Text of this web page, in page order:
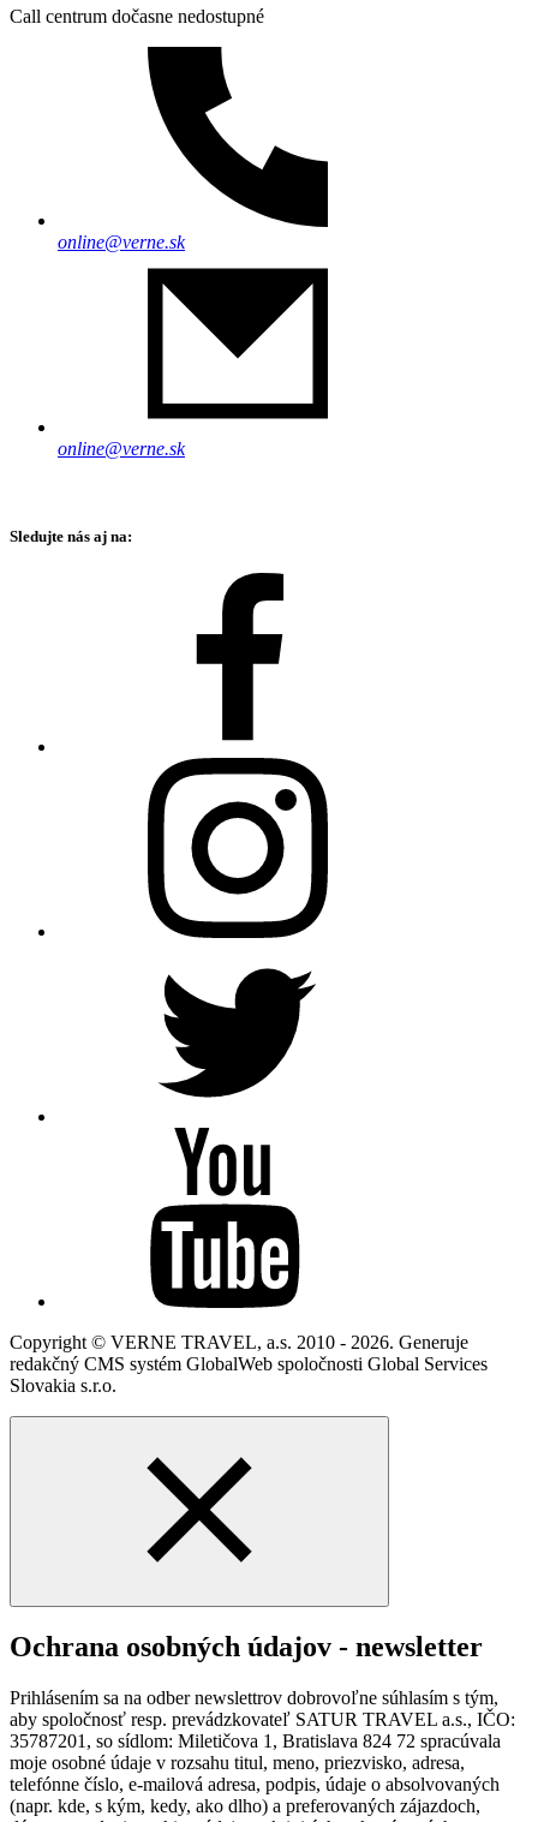
Call centrum dočasne nedostupné
online@verne.sk
online@verne.sk
Sledujte nás aj na:
Copyright © VERNE TRAVEL, a.s. 2010 - 2026. Generuje
redakčný CMS systém GlobalWeb spoločnosti Global Services
Slovakia s.r.o.
Ochrana osobných údajov - newsletter
Prihlásením sa na odber newslettrov dobrovoľne súhlasím s tým,
aby spoločnosť resp. prevádzkovateľ SATUR TRAVEL a.s., IČO:
35787201, so sídlom: Miletičova 1, Bratislava 824 72 spracúvala
moje osobné údaje v rozsahu titul, meno, priezvisko, adresa,
telefónne číslo, e-mailová adresa, podpis, údaje o absolvovaných
(napr. kde, s kým, kedy, ako dlho) a preferovaných zájazdoch,